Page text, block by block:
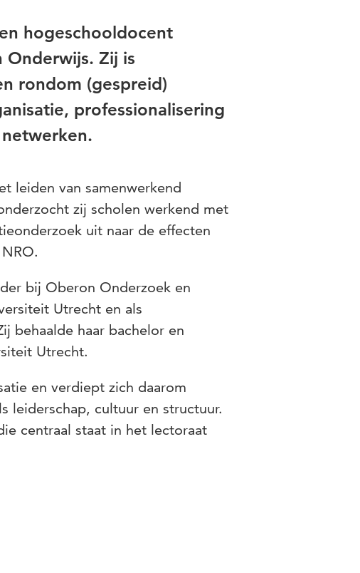
hogeschooldocent
Zij is
rondom (gespreid)
professionalisering
leiden van samenwerkend
zij scholen werkend met
uit naar de effecten
bij Oberon Onderzoek en
Utrecht en als
behaalde haar bachelor en
Utrecht.
en verdiept zich daarom
leiderschap, cultuur en structuur.
centraal staat in het lectoraat